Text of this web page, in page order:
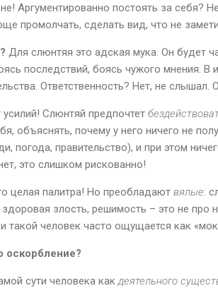
Аргументированно постоять за себя?
промолчать, сделать вид, что не
Для слюнтяя это адская мука. Он будет
последствий, боясь чужого мнения. В
Ответственность? Нет, не слышал.
усилий! Слюнтяй предпочтет
объяснять, почему у него ничего не
погода, правительство), и при этом
это слишком рискованно!
целая палитра! Но преобладают вялые:
злость, решимость – это не про
такой человек часто ощущается как
оскорбление?
сути человека как деятельного